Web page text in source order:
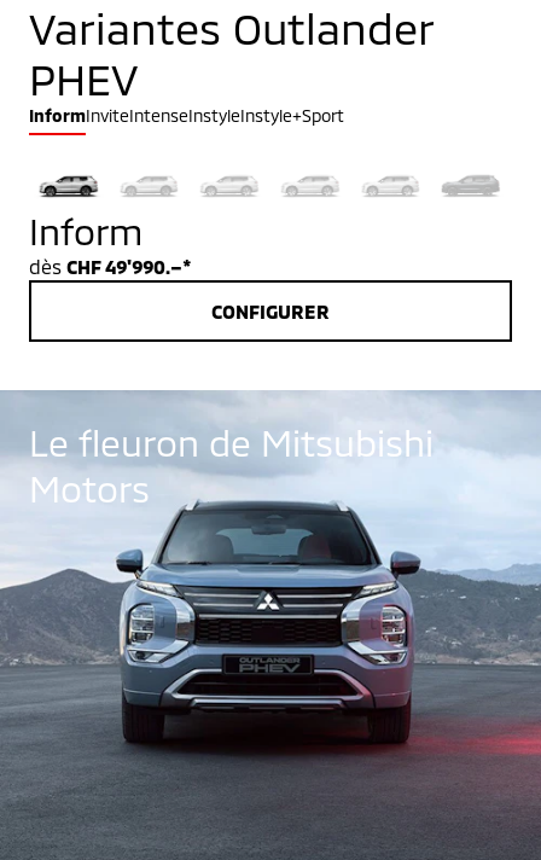
Variantes Outlander
PHEV
InformInviteIntenseInstyleInstyle+Sport
Inform
dès CHF 49'990.–*
CONFIGURER
Le fleuron de Mitsubishi
Motors